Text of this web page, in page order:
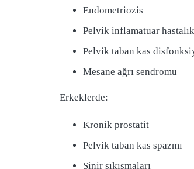
Endometriozis
Pelvik inflamatuar hastalık
Pelvik taban kas
Mesane ağrı sendromu
Erkeklerde:
Kronik prostatit
Pelvik taban kas spazmı
Sinir sıkışmaları